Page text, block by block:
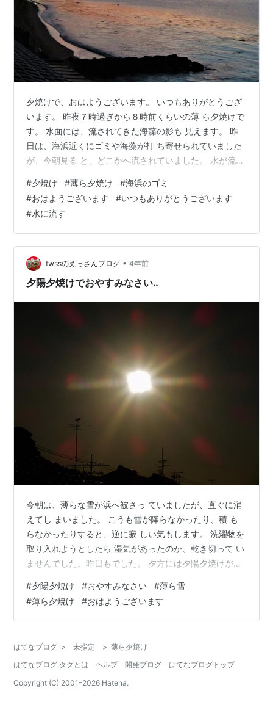
夕焼けで、おはようございます。 いつもありがとうござ
います。 昨夜７時過ぎから８時前くらいの薄 ら夕焼けで
す。 水面には、流されてきた海藻の影も 見えます。 昨
日は、海浜近くにゴミや海藻が打 ち寄せられていました
が、今朝見る と、どこかへ流されていました。 水が流
して、水に流して前へ向かって進 みましょう！ ▼ 昨
日、我が家近くの浜です。ゴミと大量の海藻が浮いてい
ました。 ▼ 今朝の海浜です。ゴミや海藻はどこかへ流さ
れていました。
#夕焼け #薄ら夕焼け #海浜のゴミ
#おはようございます #いつもありがとうございます
#水に流す
fwssのえっさんブログ • 4年前
夕陽夕焼けでおやすみなさい‥
今朝は、薄らな雪が浜へ被さっ ていましたが、直ぐに消
えてし まいました。 こうも雪が降らなかったり、積 も
らなかったりすると、逆に寂 しい気もします。 洗濯物を
取り入れようとしたら 湿気があったのか、乾き切って い
ませんでした。昨日もでした。 夕方には夕陽夕焼けが見
はなく、今朝 の雪と一緒で薄らでした。 今日も一日お疲
れさまでした。 そして、おやすみなさい。 日が変わって
いれば、おはよう ございます。
#夕陽夕焼け #おやすみなさい #薄ら雪
#薄ら夕焼け #おはようございます
はてなブログ > 未指定 > 薄ら夕焼け
はてなブログ タグとは
ヘルプ 開発ブログ
はてなブログトップ
Copyright (C) 2001-2026 Hatena.